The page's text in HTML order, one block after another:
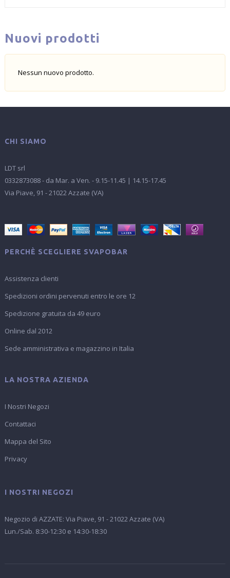
Nuovi prodotti
Nessun nuovo prodotto.
CHI SIAMO
LDT srl
0332873088 - da Mar. a Ven. - 9.15-11.45 | 14.15-17.45
Via Piave, 91 - 21022 Azzate (VA)
PERCHÈ SCEGLIERE SVAPOBAR
Assistenza clienti
Spedizioni ordini pervenuti entro le ore 12
Spedizione gratuita da 49 euro
Online dal 2012
Sede amministrativa e magazzino in Italia
LA NOSTRA AZIENDA
I Nostri Negozi
Contattaci
Mappa del Sito
Privacy
I NOSTRI NEGOZI
Negozio di AZZATE: Via Piave, 91 - 21022 Azzate (VA)
Lun./Sab. 8:30-12:30 e 14:30-18:30